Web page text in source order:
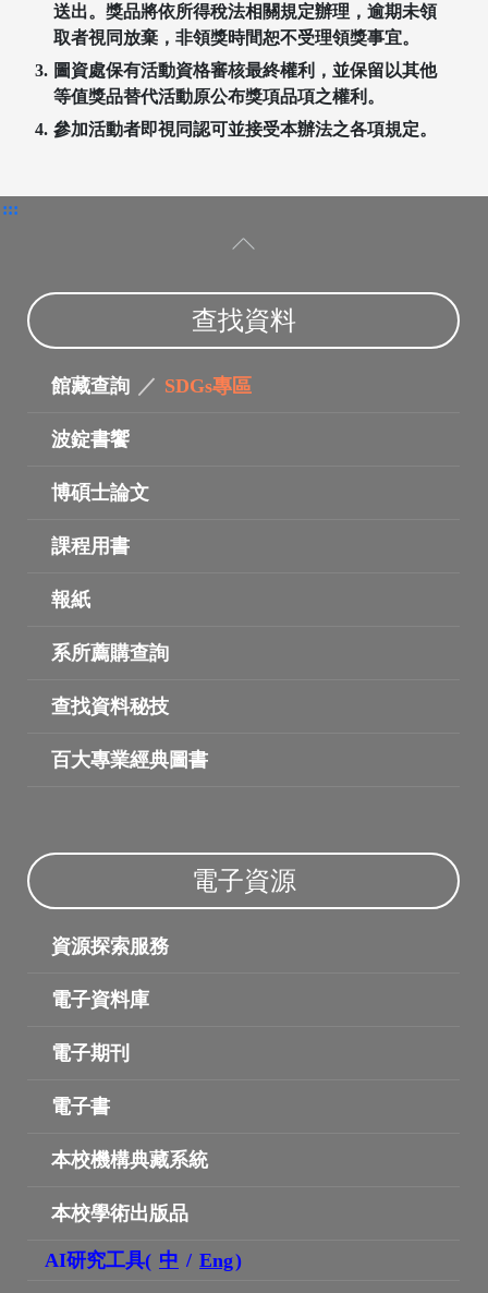
送出。獎品將依所得稅法相關規定辦理，逾期未領
取者視同放棄，非領獎時間恕不受理領獎事宜。
圖資處保有活動資格審核最終權利，並保留以其他
等值獎品替代活動原公布獎項品項之權利。
參加活動者即視同認可並接受本辦法之各項規定。
:::
查找資料
館藏查詢 ／ SDGs專區
波錠書饗
博碩士論文
課程用書
報紙
系所薦購查詢
查找資料秘技
百大專業經典圖書
電子資源
資源探索服務
電子資料庫
電子期刊
電子書
本校機構典藏系統
本校學術出版品
AI研究工具( 中 / Eng)